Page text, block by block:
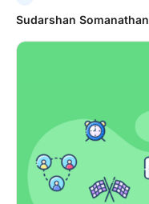
Sudarshan Somanathan